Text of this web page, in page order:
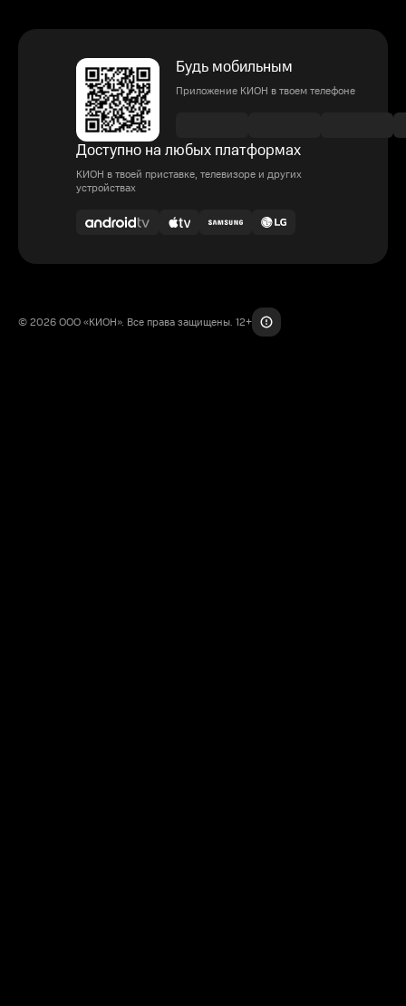
Будь мобильным
Приложение КИОН в твоем телефоне
Доступно на любых платформах
КИОН в твоей приставке, телевизоре и других
устройствах
© 2026 ООО «КИОН». Все права защищены. 12+